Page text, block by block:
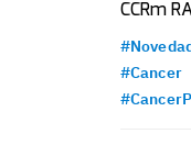
CCRm
#Cancer